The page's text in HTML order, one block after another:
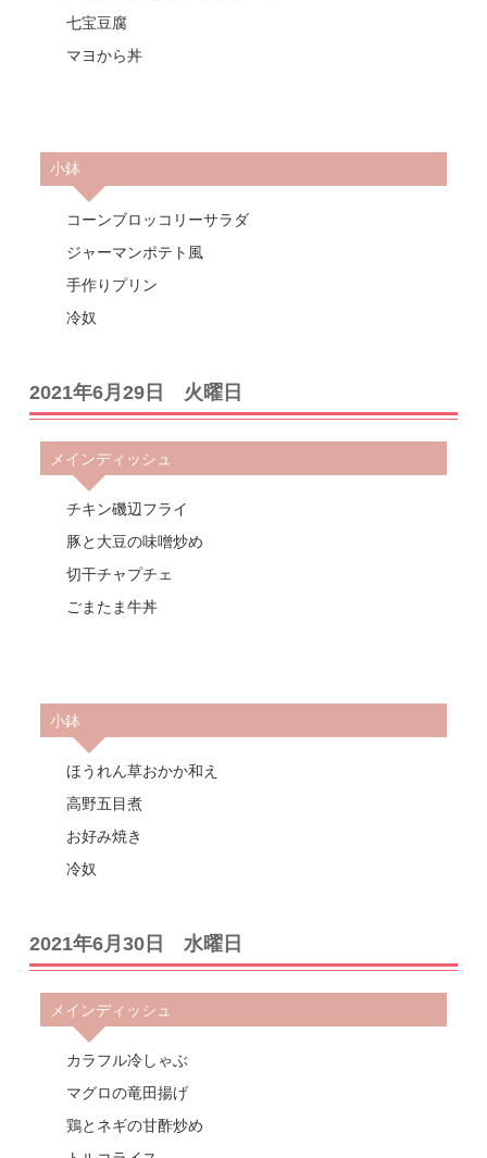
七宝豆腐
マヨから丼
小鉢
コーンブロッコリーサラダ
ジャーマンポテト風
手作りプリン
冷奴
2021年6月29日 火曜日
メインディッシュ
チキン磯辺フライ
豚と大豆の味噌炒め
切干チャプチェ
ごまたま牛丼
小鉢
ほうれん草おかか和え
高野五目煮
お好み焼き
冷奴
2021年6月30日 水曜日
メインディッシュ
カラフル冷しゃぶ
マグロの竜田揚げ
鶏とネギの甘酢炒め